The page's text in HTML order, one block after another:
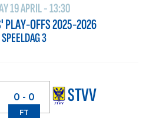
19 APRIL - 13:30
PLAY-OFFS 2025-2026
SPEELDAG 3
0 - 0
FT
STVV